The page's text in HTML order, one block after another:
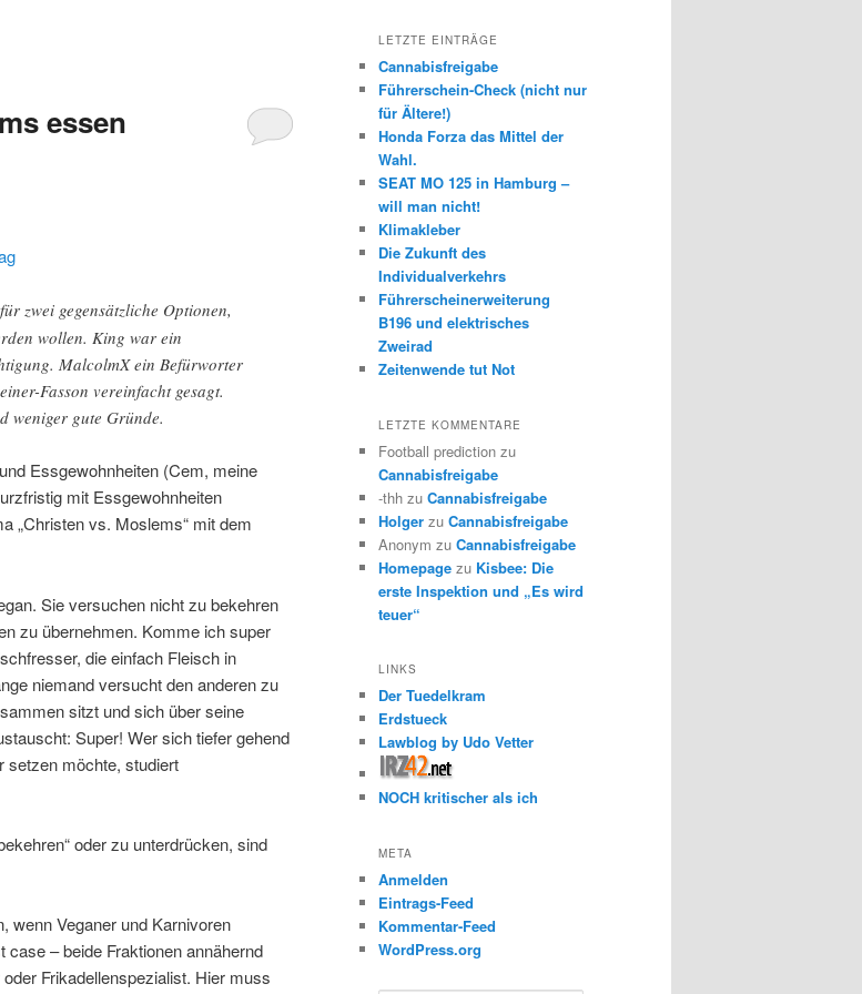
essen
zwei gegensätzliche Optionen,
wollen. King war ein
MalcolmX ein Befürworter
Fasson vereinfacht gesagt.
weniger gute Gründe.
Essgewohnheiten (Cem, meine
mit Essgewohnheiten
„Christen vs. Moslems“ mit dem
Sie versuchen nicht zu bekehren
zu übernehmen. Komme ich super
die einfach Fleisch in
niemand versucht den anderen zu
sitzt und sich über seine
Super! Wer sich tiefer gehend
setzen möchte, studiert
oder zu unterdrücken, sind
wenn Veganer und Karnivoren
– beide Fraktionen annähernd
Frikadellenspezialist. Hier muss
LETZTE EINTRÄGE
Cannabisfreigabe
Führerschein-Check (nicht nur
für Ältere!)
Honda Forza das Mittel der
Wahl.
SEAT MO 125 in Hamburg –
will man nicht!
Klimakleber
Die Zukunft des
Individualverkehrs
Führerscheinerweiterung
B196 und elektrisches
Zweirad
Zeitenwende tut Not
LETZTE KOMMENTARE
Football prediction zu
Cannabisfreigabe
-thh zu Cannabisfreigabe
Holger zu Cannabisfreigabe
Anonym zu Cannabisfreigabe
Homepage zu Kisbee: Die
erste Inspektion und „Es wird
teuer“
LINKS
Der Tuedelkram
Erdstueck
Lawblog by Udo Vetter
NOCH kritischer als ich
META
Anmelden
Eintrags-Feed
Kommentar-Feed
WordPress.org